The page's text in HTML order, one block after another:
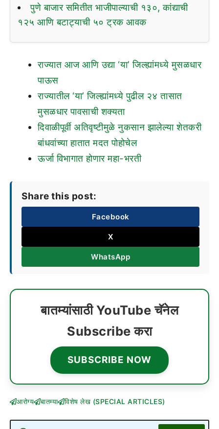
पुणे बाजार समितीत भाजीपाल्याची १३०, कांद्याची
१२५ आणि बटाट्याची ५० ट्रक आवक
राज्यात आज आणि उद्या ‘या’ जिल्ह्यांमध्ये मुसळधार
पाऊस
राज्यातील ‘या’ जिल्ह्यांमध्ये पुढील २४ तासात
मुसळधार पावसाची शक्यता
दिवाळीपूर्वी अतिवृष्टीमुळे नुकसान झालेल्या शेतकरी
बांधवांच्या हातात मदत पोहोचेल
ऊर्जा विभागात होणार महा-भरती
Share this post:
Facebook
X
WhatsApp
बातम्यांसाठी YouTube चॅनेल
Subscribe करा
SUBSCRIBE NOW
आरोग्य बातम्या विशेष लेख (SPECIAL ARTICLES)